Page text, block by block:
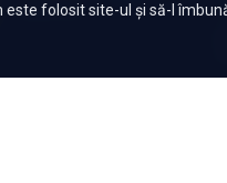
folosit site-ul și să-l
Qubool Hai